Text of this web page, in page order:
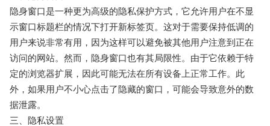
隐身窗口是一种更为高级的隐私保护方式，它允许用户在不显
示窗口标题栏的情况下打开新标签页。这对于需要保持低调的
用户来说非常有用，因为这样可以避免被其他用户注意到正在
访问的网站。然而，隐身窗口也有其局限性。由于它依赖于特
定的浏览器扩展，因此可能无法在所有设备上正常工作。此
外，如果用户不小心点击了隐藏的窗口，可能会导致意外的数
据泄露。
三、隐私设置